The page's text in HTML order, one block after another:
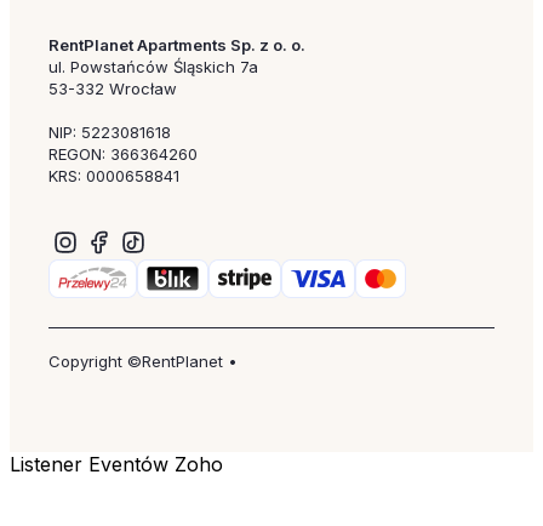
RentPlanet Apartments Sp. z o. o.
ul. Powstańców Śląskich 7a
53-332 Wrocław
NIP: 5223081618
REGON: 366364260
KRS: 0000658841
Copyright ©RentPlanet •
Listener Eventów Zoho